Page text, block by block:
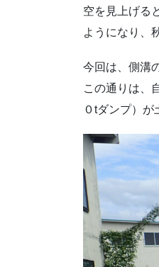
空を見上げる
ようになり、
今回は、側溝
この通りは、
０tダンプ）が